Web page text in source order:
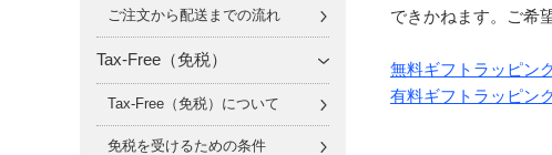
ご注文から配送までの流れ
Tax-Free（免税）
Tax-Free（免税）について
免税を受けるための条件
できかねます。ご希
無料ギフトラッピン
有料ギフトラッピン